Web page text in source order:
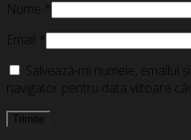
Nume *
Email *
Salvează-mi numele, emailul
navigator pentru data viitoare